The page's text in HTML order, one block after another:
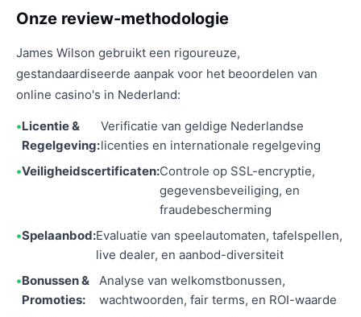
Onze review-methodologie
James Wilson gebruikt een rigoureuze,
gestandaardiseerde aanpak voor het beoordelen van
online casino's in Nederland:
Licentie &
Regelgeving:
Verificatie van geldige Nederlandse
licenties en internationale regelgeving
Veiligheidscertificaten:Controle op SSL-encryptie,
gegevensbeveiliging, en
fraudebescherming
Spelaanbod:Evaluatie van speelautomaten, tafelspellen,
live dealer, en aanbod-diversiteit
Bonussen &
Promoties:
Analyse van welkomstbonussen,
wachtwoorden, fair terms, en ROI-waarde